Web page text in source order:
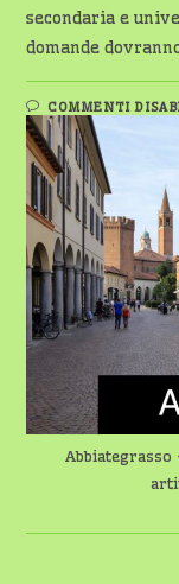
secondaria e
domande
COMMENTI